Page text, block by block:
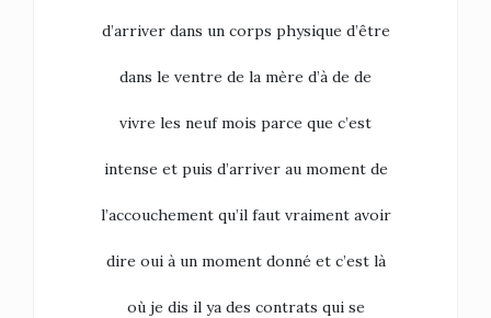
d’arriver dans un corps physique d’être
dans le ventre de la mère d’à de de
vivre les neuf mois parce que c’est
intense et puis d’arriver au moment de
l’accouchement qu’il faut vraiment avoir
dire oui à un moment donné et c’est là
où je dis il ya des contrats qui se